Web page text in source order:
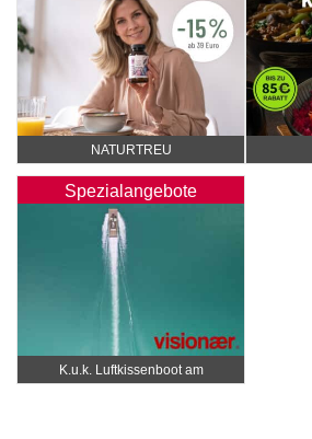
NATURTREU
Spezialangebote
K.u.k. Luftkissenboot am
Wörthersee